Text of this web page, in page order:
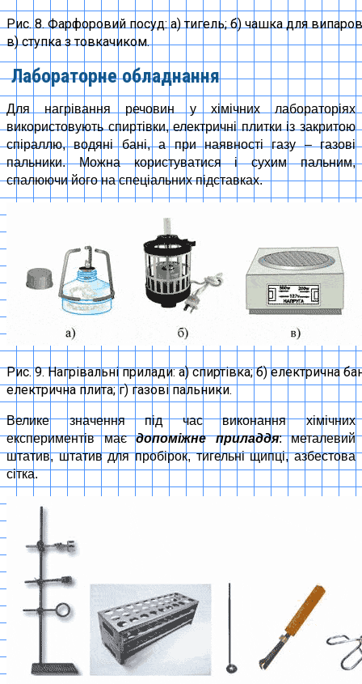
Рис. 8. Фарфоровий посуд: а) тигель; б) чашка для
в) ступка з товкачиком.
Лабораторне обладнання
Для нагрівання речовин у хімічних лабораторіях
використовують спиртівки, електричні плитки із закритою
спіраллю, водяні бані, а при наявності газу – газові
пальники. Можна користуватися і сухим пальним,
спалюючи його на спеціальних підставках.
Рис. 9. Нагрівальні прилади: а) спиртівка; б) електрична
електрична плита; г) газові пальники.
Велике значення під час виконання хімічних
експериментів маєдопоміжне приладдя: металевий
штатив, штатив для пробірок, тигельні щипці, азбестова
сітка.